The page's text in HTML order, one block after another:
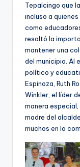
Tepalcingo que
incluso a
como
resaltó la
mantener una
del municipio. Al
político y
Espinoza, Ruth
Winkler, el líder
manera especial,
madre del
muchos en la